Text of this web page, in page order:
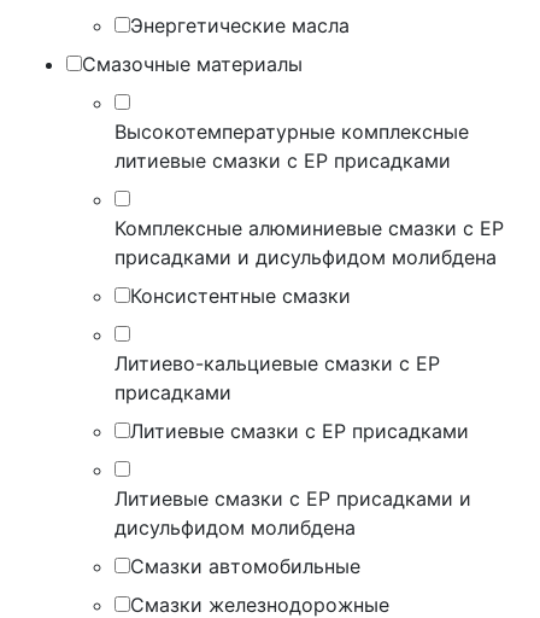
Энергетические масла
Смазочные материалы
Высокотемпературные комплексные
литиевые смазки с EP присадками
Комплексные алюминиевые смазки с EP
присадками и дисульфидом молибдена
Консистентные смазки
Литиево-кальциевые смазки с EP
присадками
Литиевые смазки с EP присадками
Литиевые смазки с EP присадками и
дисульфидом молибдена
Смазки автомобильные
Смазки железнодорожные